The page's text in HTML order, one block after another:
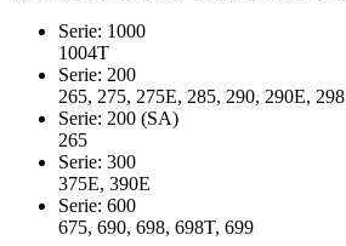
Serie: 1000
1004T
Serie: 200
265, 275, 275E, 285, 290, 290E, 298
Serie: 200 (SA)
265
Serie: 300
375E, 390E
Serie: 600
675, 690, 698, 698T, 699